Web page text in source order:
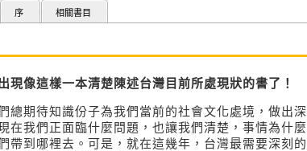
序 相關書目
像這樣一本清楚陳述台灣目前所處現狀的書了！
期待知識份子為我們當前的社會文化處境，做出深
在我們正面臨什麼問題，也讓我們清楚，事情為什麼
帶到哪裡去。可是，就在這幾年，台灣最需要深刻的